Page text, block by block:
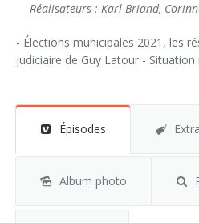
Réalisateurs : Karl Briand,
- Élections municipales 2021, les
judiciaire de Guy Latour - Situation
Épisodes
Album photo